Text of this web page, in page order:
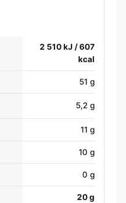
2 510 kJ / 607
kcal
51 g
5,2 g
11 g
10 g
0 g
20 g